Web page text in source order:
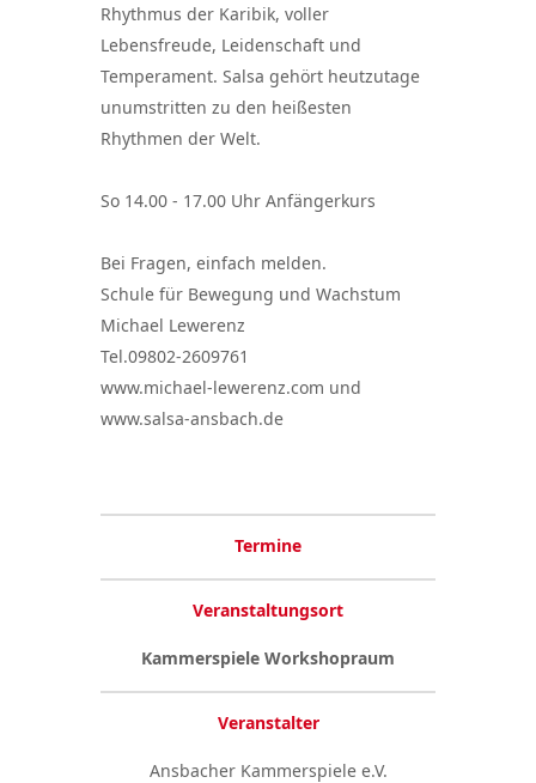
Rhythmus der Karibik, voller
Lebensfreude, Leidenschaft und
Temperament. Salsa gehört heutzutage
unumstritten zu den heißesten
Rhythmen der Welt.
So 14.00 - 17.00 Uhr Anfängerkurs
Bei Fragen, einfach melden.
Schule für Bewegung und Wachstum
Michael Lewerenz
Tel.09802-2609761
www.michael-lewerenz.com und
www.salsa-ansbach.de
Termine
Veranstaltungsort
Kammerspiele Workshopraum
Veranstalter
Ansbacher Kammerspiele e.V.